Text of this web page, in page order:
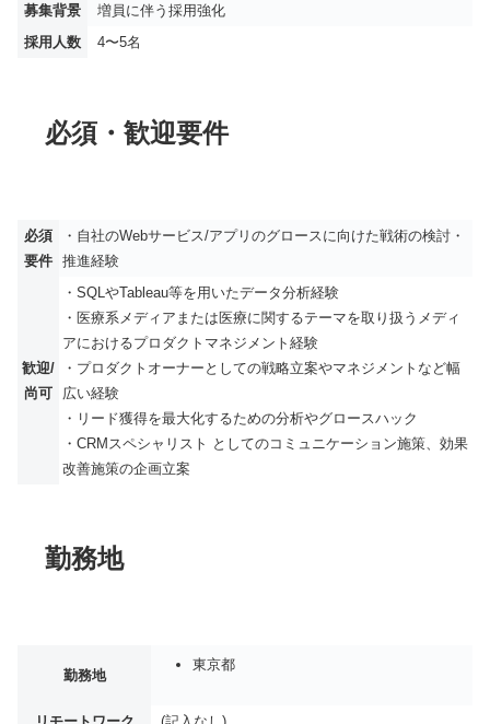
募集背景
増員に伴う採用強化
採用人数
4〜5名
必須・歓迎要件
必須
要件
・自社のWebサービス/アプリのグロースに向けた戦術の検討・
推進経験
歓迎/
尚可
・SQLやTableau等を用いたデータ分析経験
・医療系メディアまたは医療に関するテーマを取り扱うメディ
アにおけるプロダクトマネジメント経験
・プロダクトオーナーとしての戦略立案やマネジメントなど幅
広い経験
・リード獲得を最大化するための分析やグロースハック
・CRMスペシャリスト としてのコミュニケーション施策、効果
改善施策の企画立案
勤務地
勤務地
東京都